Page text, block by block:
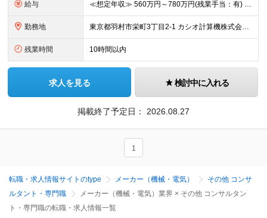
給与 ≪想定年収≫ 560万円～780万円(残業手当：有) ※待遇はスキル、経験に応じて個別に決定致します。 ※基本給＋賞与（年2回）、別途残業代、諸手当を支給（残業代は1分単位で支給いたします） ※試用期
勤務地 東京都羽村市栄町3丁目2-1 カシオ計算機株式会社 羽村技術センター ※転勤は当面ありません。 ※在宅勤務あり ※(変更の範囲)会社の定める勤務地
残業時間 10時間以内
求人を見る 検討中に入れる
掲載終了予定日： 2026.08.27
1
転職・求人情報サイトのtype メーカー（機械・電気）
その他 コンサ
ルタント・専門職
メーカー（機械・電気）業界 × その他 コンサルタン
ト・専門職の転職・求人情報一覧